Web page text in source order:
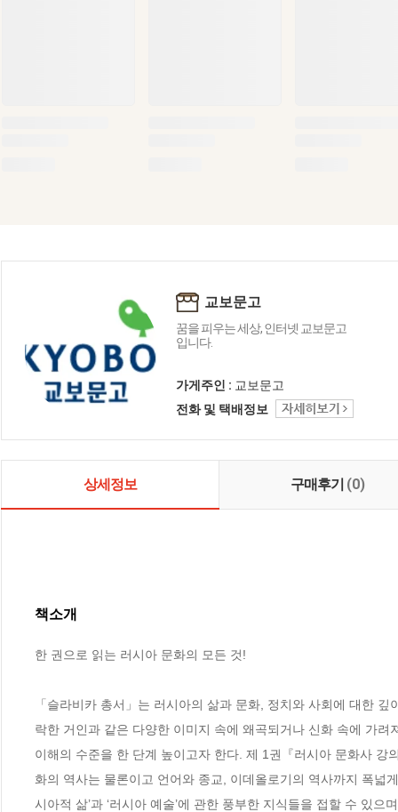
교보문고
꿈을 피우는 세상, 인터넷 교보문고
입니다.
가게주인 : 교보문고
전화 및 택배정보
상세정보 구매후기 (0)
책소개
한 권으로 읽는 러시아 문화의 모든 것!
「슬라비카 총서」는 러시아의 삶과 문화, 정치와 사회에 대한
락한 거인과 같은 다양한 이미지 속에 왜곡되거나 신화 속에 가
이해의 수준을 한 단계 높이고자 한다. 제 1권『러시아 문화사
화의 역사는 물론이고 언어와 종교, 이데올로기의 역사까지 폭넓
시아적 삶’과 ‘러시아 예술’에 관한 풍부한 지식들을 접할 수 있